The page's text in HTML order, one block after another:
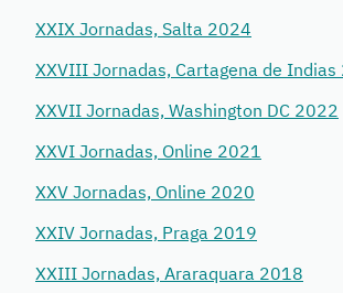
XXIX Jornadas, Salta 2024
XXVIII Jornadas, Cartagena de Indias
XXVII Jornadas, Washington DC 2022
XXVI Jornadas, Online 2021
XXV Jornadas, Online 2020
XXIV Jornadas, Praga 2019
XXIII Jornadas, Araraquara 2018